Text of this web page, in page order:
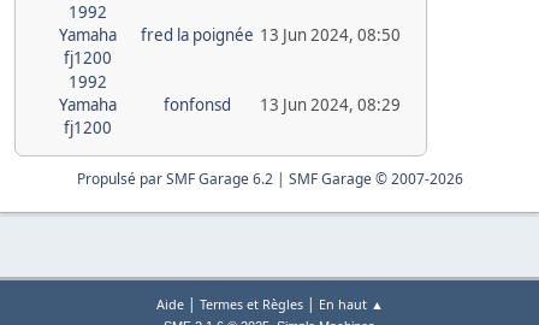
1992
Yamaha
fj1200
fred la poignée 13 Jun 2024, 08:50
1992
Yamaha
fj1200
fonfonsd 13 Jun 2024, 08:29
Propulsé par SMF Garage 6.2| SMF Garage © 2007-2026
Aide| Termes et Règles| En haut ▲